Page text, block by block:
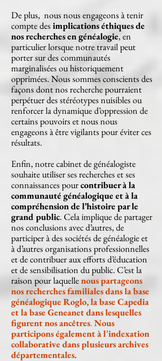
De plus, nous nous engageons à tenir
compte desimplications éthiques de
nos recherches en généalogie, en
particulier lorsque notre travail peut
porter sur des communautés
marginalisées ou historiquement
opprimées. Nous sommes conscients des
façons dont nos recherche pourraient
perpétuer des stéréotypes nuisibles ou
renforcer la dynamique d’oppression de
certains pouvoirs et nous nous
engageons à être vigilants pour éviter ces
résultats.
Enfin, notre cabinet de généalogiste
souhaite utiliser ses recherches et ses
connaissances pourcontribuer à la
communauté généalogique et à la
compréhension de l’histoire par le
grand public. Cela implique de partager
nos conclusions avec d’autres, de
participer à des sociétés de généalogie et
à d’autres organisations professionnelles
et de contribuer aux efforts d’éducation
et de sensibilisation du public. C’est la
raison pour laquellenous partageons
nos recherches familiales dans la base
généalogique Roglo, la base Capedia
et la base Geneanet dans lesquelles
figurent nos ancêtres. Nous
participons également à l'indexation
collaborative dans plusieurs archives
départementales.